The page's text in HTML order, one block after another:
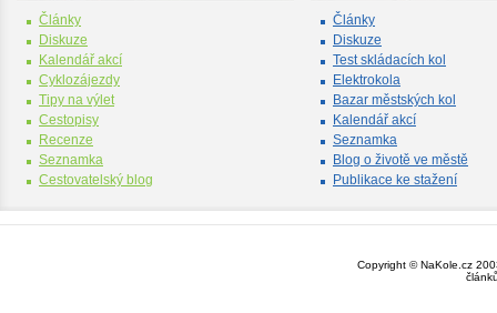
Články
Diskuze
Kalendář akcí
Cyklozájezdy
Tipy na výlet
Cestopisy
Recenze
Seznamka
Cestovatelský blog
Články
Diskuze
Test skládacích kol
Elektrokola
Bazar městských kol
Kalendář akcí
Seznamka
Blog o životě ve městě
Publikace ke stažení
Copyright © NaKole.cz